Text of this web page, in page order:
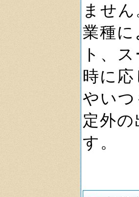
ません
業種
ト、
時に
やい
定外
す。